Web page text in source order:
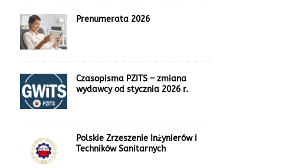
Prenumerata 2026
Czasopisma PZITS – zmiana
wydawcy od stycznia 2026 r.
Polskie Zrzeszenie Inżynierów i
Techników Sanitarnych